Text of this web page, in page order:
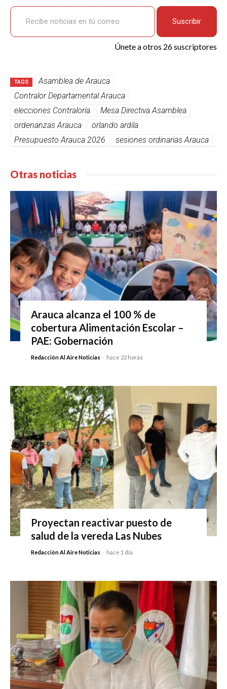
Recibe noticias en tú correo
Suscribir
Únete a otros 26 suscriptores
TAGS
Asamblea de Arauca
Contralor Departamental Arauca
elecciones Contraloría
Mesa Directiva Asamblea
ordenanzas Arauca
orlando ardila
Presupuesto Arauca 2026
sesiones ordinarias Arauca
Otras noticias
Arauca alcanza el 100 % de
cobertura Alimentación Escolar –
PAE: Gobernación
Redacción Al Aire Noticias - hace 22 horas
Proyectan reactivar puesto de
salud de la vereda Las Nubes
Redacción Al Aire Noticias - hace 1 día